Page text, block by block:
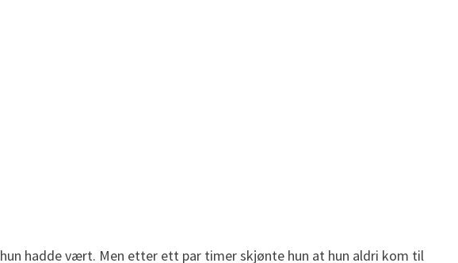
hadde vært. Men etter ett par timer skjønte hun at hun aldri kom til